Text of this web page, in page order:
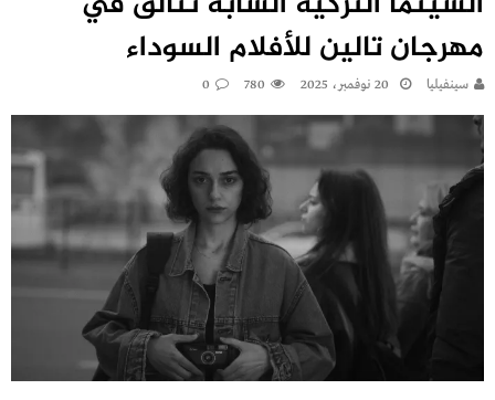
مهرجان تالين للأفلام السوداء
سينفيليا 20 نوفمبر، 2025 780
0